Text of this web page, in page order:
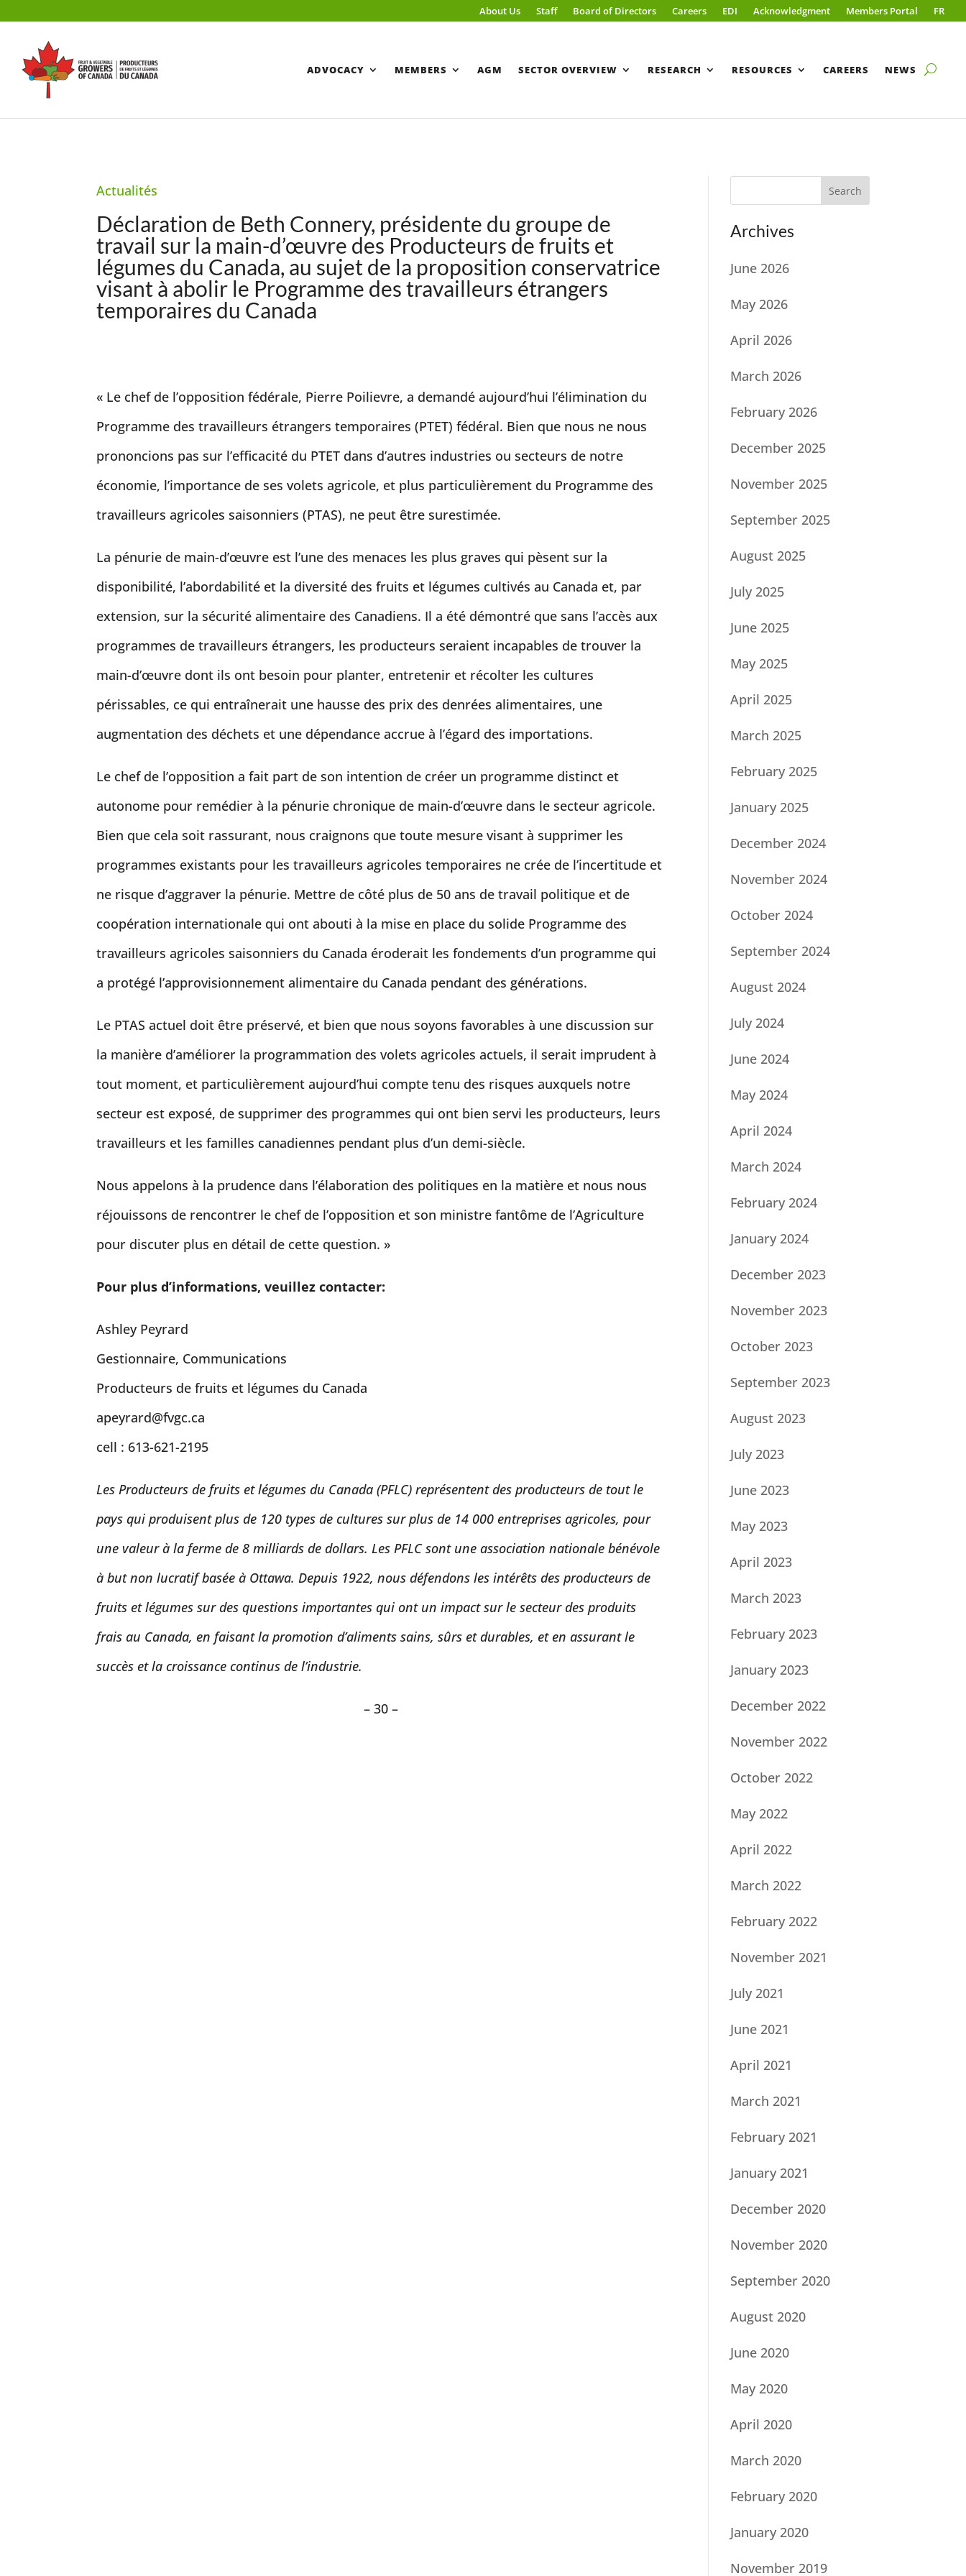
About Us Staff Board of Directors Careers EDI Acknowledgment Members Portal FR
ADVOCACY MEMBERS AGM SECTOR OVERVIEW RESEARCH RESOURCES CAREERS NEWS
Actualités
Déclaration de Beth Connery, présidente du groupe de
travail sur la main-d’œuvre des Producteurs de fruits et
légumes du Canada, au sujet de la proposition conservatrice
visant à abolir le Programme des travailleurs étrangers
temporaires du Canada
« Le chef de l’opposition fédérale, Pierre Poilievre, a demandé aujourd’hui l’élimination du
Programme des travailleurs étrangers temporaires (PTET) fédéral. Bien que nous ne nous
prononcions pas sur l’efficacité du PTET dans d’autres industries ou secteurs de notre
économie, l’importance de ses volets agricole, et plus particulièrement du Programme des
travailleurs agricoles saisonniers (PTAS), ne peut être surestimée.
La pénurie de main-d’œuvre est l’une des menaces les plus graves qui pèsent sur la
disponibilité, l’abordabilité et la diversité des fruits et légumes cultivés au Canada et, par
extension, sur la sécurité alimentaire des Canadiens. Il a été démontré que sans l’accès aux
programmes de travailleurs étrangers, les producteurs seraient incapables de trouver la
main-d’œuvre dont ils ont besoin pour planter, entretenir et récolter les cultures
périssables, ce qui entraînerait une hausse des prix des denrées alimentaires, une
augmentation des déchets et une dépendance accrue à l’égard des importations.
Le chef de l’opposition a fait part de son intention de créer un programme distinct et
autonome pour remédier à la pénurie chronique de main-d’œuvre dans le secteur agricole.
Bien que cela soit rassurant, nous craignons que toute mesure visant à supprimer les
programmes existants pour les travailleurs agricoles temporaires ne crée de l’incertitude et
ne risque d’aggraver la pénurie. Mettre de côté plus de 50 ans de travail politique et de
coopération internationale qui ont abouti à la mise en place du solide Programme des
travailleurs agricoles saisonniers du Canada éroderait les fondements d’un programme qui
a protégé l’approvisionnement alimentaire du Canada pendant des générations.
Le PTAS actuel doit être préservé, et bien que nous soyons favorables à une discussion sur
la manière d’améliorer la programmation des volets agricoles actuels, il serait imprudent à
tout moment, et particulièrement aujourd’hui compte tenu des risques auxquels notre
secteur est exposé, de supprimer des programmes qui ont bien servi les producteurs, leurs
travailleurs et les familles canadiennes pendant plus d’un demi-siècle.
Nous appelons à la prudence dans l’élaboration des politiques en la matière et nous nous
réjouissons de rencontrer le chef de l’opposition et son ministre fantôme de l’Agriculture
pour discuter plus en détail de cette question. »
Pour plus d’informations, veuillez contacter:
Ashley Peyrard
Gestionnaire, Communications
Producteurs de fruits et légumes du Canada
apeyrard@fvgc.ca
cell : 613-621-2195
Les Producteurs de fruits et légumes du Canada (PFLC) représentent des producteurs de tout le
pays qui produisent plus de 120 types de cultures sur plus de 14 000 entreprises agricoles, pour
une valeur à la ferme de 8 milliards de dollars. Les PFLC sont une association nationale bénévole
à but non lucratif basée à Ottawa. Depuis 1922, nous défendons les intérêts des producteurs de
fruits et légumes sur des questions importantes qui ont un impact sur le secteur des produits
frais au Canada, en faisant la promotion d’aliments sains, sûrs et durables, et en assurant le
succès et la croissance continus de l’industrie.
– 30 –
Search
Archives
June 2026
May 2026
April 2026
March 2026
February 2026
December 2025
November 2025
September 2025
August 2025
July 2025
June 2025
May 2025
April 2025
March 2025
February 2025
January 2025
December 2024
November 2024
October 2024
September 2024
August 2024
July 2024
June 2024
May 2024
April 2024
March 2024
February 2024
January 2024
December 2023
November 2023
October 2023
September 2023
August 2023
July 2023
June 2023
May 2023
April 2023
March 2023
February 2023
January 2023
December 2022
November 2022
October 2022
May 2022
April 2022
March 2022
February 2022
November 2021
July 2021
June 2021
April 2021
March 2021
February 2021
January 2021
December 2020
November 2020
September 2020
August 2020
June 2020
May 2020
April 2020
March 2020
February 2020
January 2020
November 2019